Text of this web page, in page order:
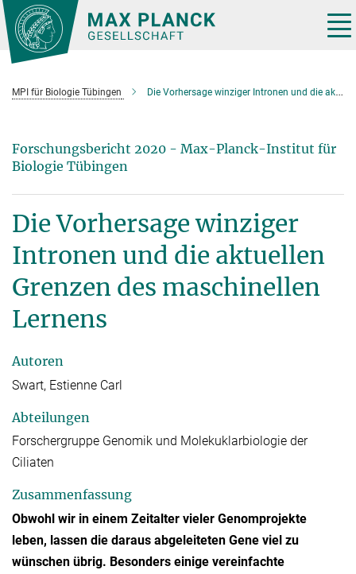
Hauptinhalt
MPI für Biologie Tübingen Die Vorhersage winziger Intronen und die aktuellen Grenzen des maschinellen Lernens
Forschungsbericht 2020 - Max-Planck-Institut für
Biologie Tübingen
Die Vorhersage winziger
Intronen und die aktuellen
Grenzen des maschinellen
Lernens
Autoren
Swart, Estienne Carl
Abteilungen
Forschergruppe Genomik und Molekuklarbiologie der
Ciliaten
Zusammenfassung
Obwohl wir in einem Zeitalter vieler Genomprojekte
leben, lassen die daraus abgeleiteten Gene viel zu
wünschen übrig. Besonders einige vereinfachte